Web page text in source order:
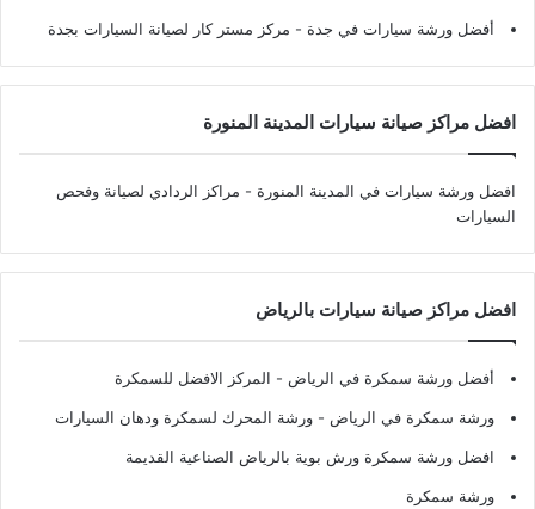
أفضل ورشة سيارات في جدة - مركز مستر كار لصيانة السيارات بجدة
افضل مراكز صيانة سيارات المدينة المنورة
افضل ورشة سيارات في المدينة المنورة - مراكز الردادي لصيانة وفحص
السيارات
افضل مراكز صيانة سيارات بالرياض
أفضل ورشة سمكرة في الرياض - المركز الافضل للسمكرة
ورشة سمكرة في الرياض - ورشة المحرك لسمكرة ودهان السيارات
افضل ورشة سمكرة ورش بوية بالرياض الصناعية القديمة
ورشة سمكرة